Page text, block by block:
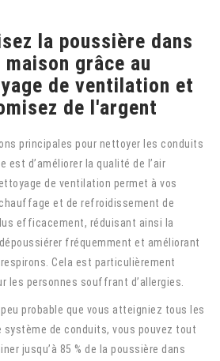
la poussière dans
grâce au
de ventilation et
de l'argent
principales pour nettoyer les conduits
est d’améliorer la qualité de l’air
de ventilation permet à vos
et de refroidissement de
efficacement, réduisant ainsi la
fréquemment et améliorant
respirons. Cela est particulièrement
les personnes souffrant d’allergies.
peu probable que vous atteigniez tous les
système de conduits, vous pouvez tout
jusqu’à 85 % de la poussière dans